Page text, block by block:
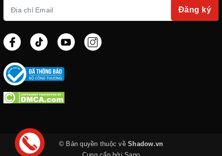
Đăng ký
© Bản quyền thuộc về Shadow.vn